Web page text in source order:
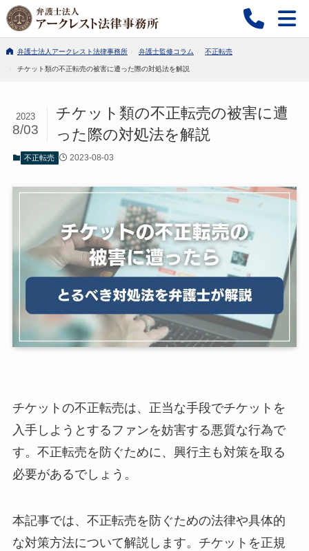
弁護士法人アークレスト法律事務所 弁護士監修コラム 不正転売
チケット類の不正転売の被害に遭った際の対処法を解説
チケット類の不正転売の被害に遭
った際の対処法を解説
2023
8/03
不正転売 2023-08-03
チケットの不正転売は、正当な手段でチケットを
入手しようとするファンを妨害する悪質な行為で
す。不正転売を防ぐために、興行主も対策を取る
必要があるでしょう。
本記事では、不正転売を防ぐための法律や具体的
な対策方法について解説します。チケットを正規